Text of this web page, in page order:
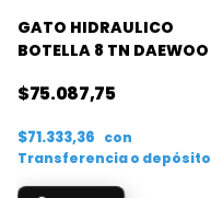
GATO HIDRAULICO
BOTELLA 8 TN DAEWOO
$75.087,75
$71.333,36 con
Transferencia o depósito